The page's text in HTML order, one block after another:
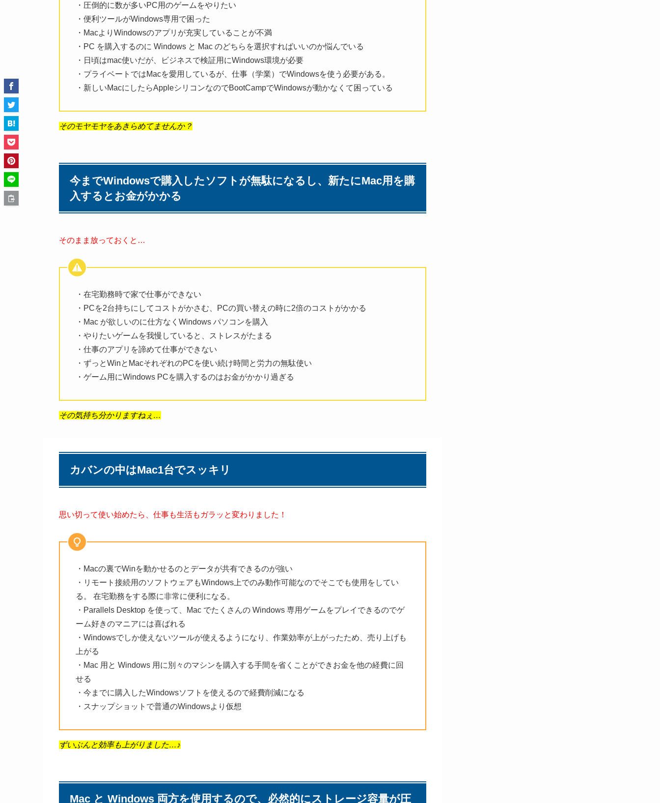
・圧倒的に数が多いPC用のゲームをやりたい
・便利ツールがWindows専用で困った
・MacよりWindowsのアプリが充実していることが不満
・PC を購入するのに Windows と Mac のどちらを選択すればいいのか悩んでいる
・日頃はmac使いだが、ビジネスで検証用にWindows環境が必要
・プライベートではMacを愛用しているが、仕事（学業）でWindowsを使う必要がある。
・新しいMacにしたらAppleシリコンなのでBootCampでWindowsが動かなくて困っている
そのモヤモヤをあきらめてませんか？
今までWindowsで購入したソフトが無駄になるし、新たにMac用を購
入するとお金がかかる
そのまま放っておくと…
・在宅勤務時で家で仕事ができない
・PCを2台持ちにしてコストがかさむ、PCの買い替えの時に2倍のコストがかかる
・Mac が欲しいのに仕方なくWindows パソコンを購入
・やりたいゲームを我慢していると、ストレスがたまる
・仕事のアプリを諦めて仕事ができない
・ずっとWinとMacそれぞれのPCを使い続け時間と労力の無駄使い
・ゲーム用にWindows PCを購入するのはお金がかかり過ぎる
その気持ち分かりますねぇ…
カバンの中はMac1台でスッキリ
思い切って使い始めたら、仕事も生活もガラッと変わりました！
・Macの裏でWinを動かせるのとデータが共有できるのが強い
・リモート接続用のソフトウェアもWindows上でのみ動作可能なのでそこでも使用をしてい
る。 在宅勤務をする際に非常に便利になる。
・Parallels Desktop を使って、Mac でたくさんの Windows 専用ゲームをプレイできるのでゲ
ーム好きのマニアには喜ばれる
・Windowsでしか使えないツールが使えるようになり、作業効率が上がったため、売り上げも
上がる
・Mac 用と Windows 用に別々のマシンを購入する手間を省くことができお金を他の経費に回
せる
・今までに購入したWindowsソフトを使えるので経費削減になる
・スナップショットで普通のWindowsより仮想
ずいぶんと効率も上がりました…♪
Mac と Windows 両方を使用するので、必然的にストレージ容量が圧